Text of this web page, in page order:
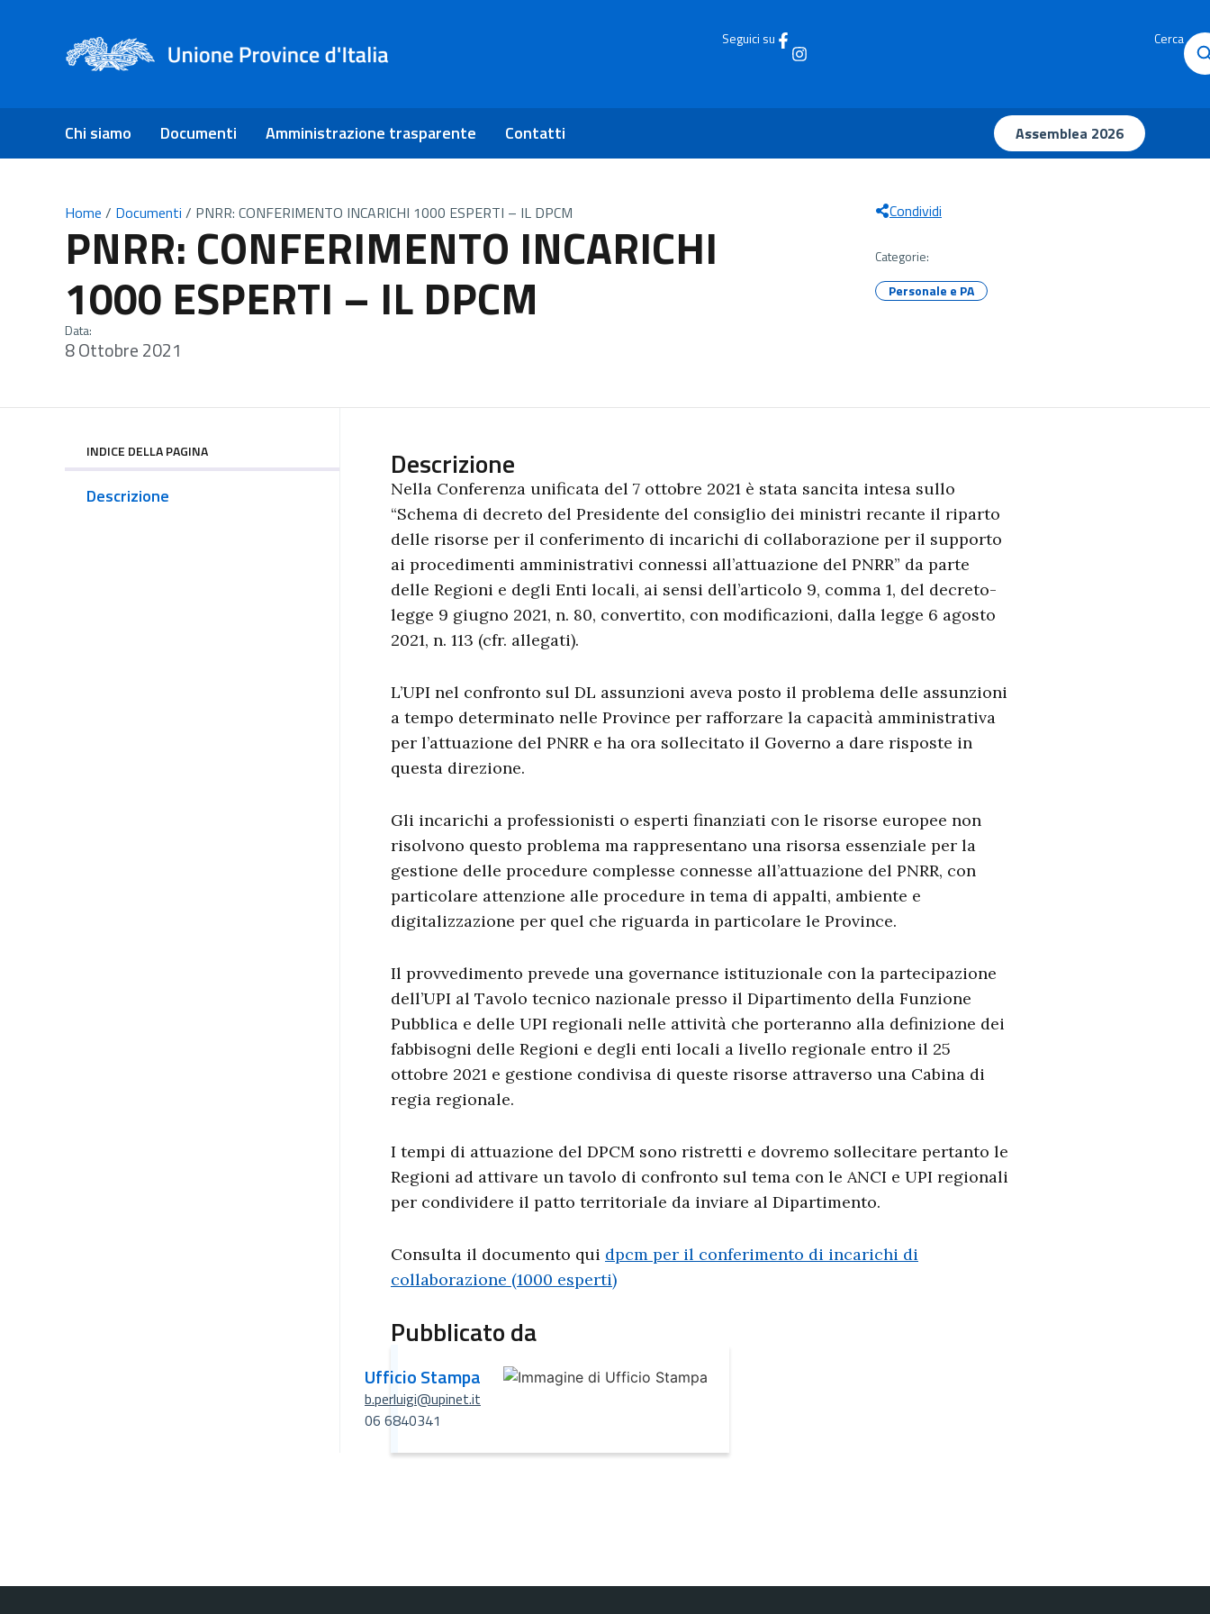
Seguici su Cerca
Chi siamo Documenti Amministrazione trasparente Contatti Assemblea 2026
Home / Documenti / PNRR: CONFERIMENTO INCARICHI 1000 ESPERTI – IL DPCM
PNRR: CONFERIMENTO INCARICHI
1000 ESPERTI – IL DPCM
Data:
8 Ottobre 2021
Condividi
Categorie:
Personale e PA
INDICE DELLA PAGINA
Descrizione
Descrizione
Nella Conferenza unificata del 7 ottobre 2021 è stata sancita intesa sullo
“Schema di decreto del Presidente del consiglio dei ministri recante il riparto
delle risorse per il conferimento di incarichi di collaborazione per il supporto
ai procedimenti amministrativi connessi all’attuazione del PNRR” da parte
delle Regioni e degli Enti locali, ai sensi dell’articolo 9, comma 1, del decreto-
legge 9 giugno 2021, n. 80, convertito, con modificazioni, dalla legge 6 agosto
2021, n. 113 (cfr. allegati).
L’UPI nel confronto sul DL assunzioni aveva posto il problema delle assunzioni
a tempo determinato nelle Province per rafforzare la capacità amministrativa
per l’attuazione del PNRR e ha ora sollecitato il Governo a dare risposte in
questa direzione.
Gli incarichi a professionisti o esperti finanziati con le risorse europee non
risolvono questo problema ma rappresentano una risorsa essenziale per la
gestione delle procedure complesse connesse all’attuazione del PNRR, con
particolare attenzione alle procedure in tema di appalti, ambiente e
digitalizzazione per quel che riguarda in particolare le Province.
Il provvedimento prevede una governance istituzionale con la partecipazione
dell’UPI al Tavolo tecnico nazionale presso il Dipartimento della Funzione
Pubblica e delle UPI regionali nelle attività che porteranno alla definizione dei
fabbisogni delle Regioni e degli enti locali a livello regionale entro il 25
ottobre 2021 e gestione condivisa di queste risorse attraverso una Cabina di
regia regionale.
I tempi di attuazione del DPCM sono ristretti e dovremo sollecitare pertanto le
Regioni ad attivare un tavolo di confronto sul tema con le ANCI e UPI regionali
per condividere il patto territoriale da inviare al Dipartimento.
Consulta il documento qui dpcm per il conferimento di incarichi di
collaborazione (1000 esperti)
Pubblicato da
Ufficio Stampa
b.perluigi@upinet.it
06 6840341